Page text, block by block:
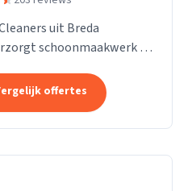
uit Breda
schoonmaakwerk bij
schoonmakers. Wij
offertes